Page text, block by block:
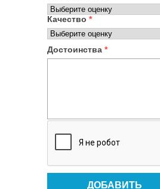
Качество *
Достоинства *